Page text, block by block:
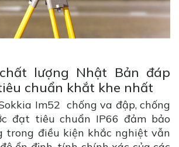
lượng Nhật Bản đáp
chuẩn khắt khe nhất
Im52 chống va đập, chống
đạt tiêu chuẩn IP66 đảm bảo
trong điều kiện khắc nghiệt vẫn